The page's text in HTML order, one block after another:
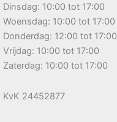
Dinsdag: 10:00 tot 17:00
Woensdag: 10:00 tot 17:00
Donderdag: 12:00 tot 17:00
Vrijdag: 10:00 tot 17:00
Zaterdag: 10:00 tot 17:00
KvK 24452877